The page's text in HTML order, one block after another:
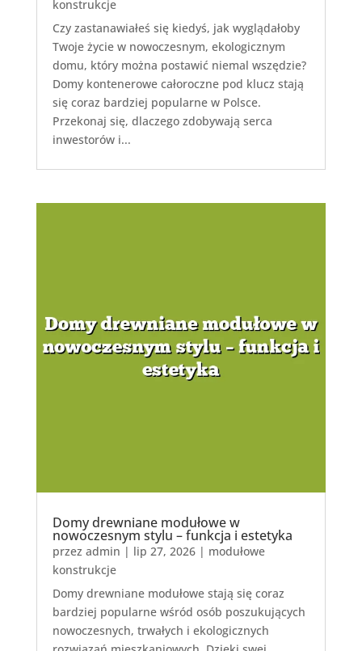
konstrukcje
Czy zastanawiałeś się kiedyś, jak wyglądałoby
Twoje życie w nowoczesnym, ekologicznym
domu, który można postawić niemal wszędzie?
Domy kontenerowe całoroczne pod klucz stają
się coraz bardziej popularne w Polsce.
Przekonaj się, dlaczego zdobywają serca
inwestorów i...
Domy drewniane modułowe w
nowoczesnym stylu – funkcja i estetyka
przez admin | lip 27, 2026| modułowe
konstrukcje
Domy drewniane modułowe stają się coraz
bardziej popularne wśród osób poszukujących
nowoczesnych, trwałych i ekologicznych